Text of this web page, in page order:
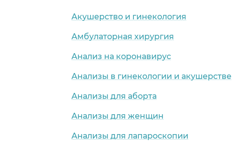
Акушерство и гинекология
Амбулаторная хирургия
Анализ на коронавирус
Анализы в гинекологии и акушерстве
Анализы для аборта
Анализы для женщин
Анализы для лапароскопии